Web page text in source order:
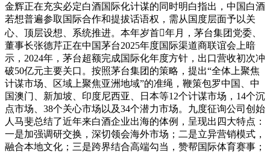
金辉正在充实必定白酒国际化计谋的同时明白指出，中国白酒
若想普遍参取国际合作和提拔话语权，需从国度层面予以关
心、顶层设想、系统推进。本年岁首年月，茅台集团党委、
董事长张德芹正在中国茅台2025年度国际渠道商联谊会上暗
示，2024年，茅台超额完成国际化年度方针，出口营收初次冲
破50亿元主要关口。按照茅台集团的策略，提出“全体上聚焦
计谋市场、区域上聚焦亚洲地域”的准绳，鞭策包罗中国、中
国澳门、新加坡、印度尼西亚、日本等12个计谋市场，14个沉
点市场、38个关心市场以及34个潜力市场。九度征询公司创始
人马斐总结了近年来白酒企业出海的体例，呈现出四大特点：
一是加强调研交换，深切领会海外市场；二是立异营销模式，
融合本地文化；三是跨界结合高端勾当，赞帮国际体育赛事；